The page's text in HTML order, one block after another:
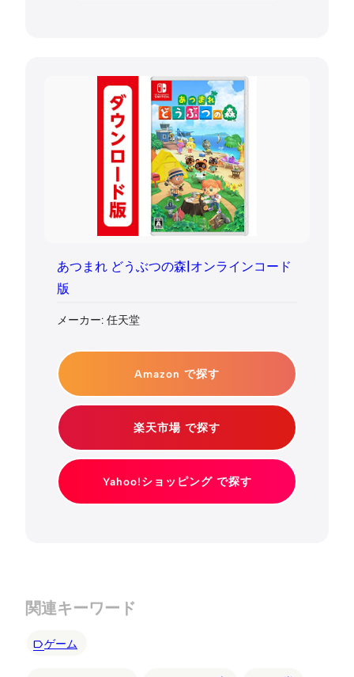
あつまれ どうぶつの森|オンラインコード
版
メーカー: 任天堂
Amazon で探す
楽天市場 で探す
Yahoo!ショッピング で探す
関連キーワード
ゲーム